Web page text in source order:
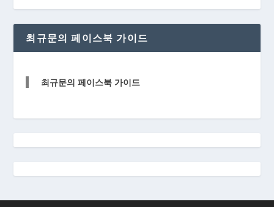
최규문의 페이스북 가이드
최규문의 페이스북 가이드